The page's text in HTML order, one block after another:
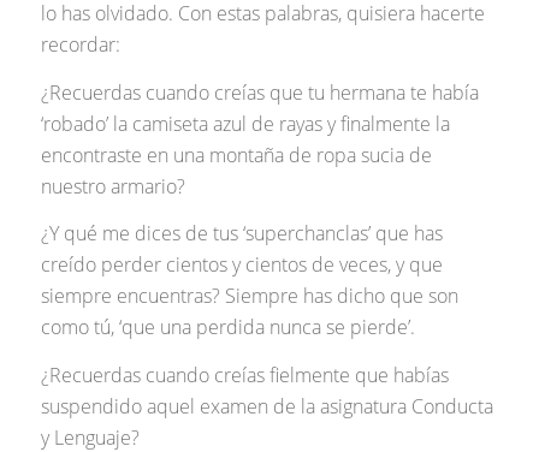
lo has olvidado. Con estas palabras, quisiera hacerte
recordar:
¿Recuerdas cuando creías que tu hermana te había
‘robado’ la camiseta azul de rayas y finalmente la
encontraste en una montaña de ropa sucia de
nuestro armario?
¿Y qué me dices de tus ‘superchanclas’ que has
creído perder cientos y cientos de veces, y que
siempre encuentras? Siempre has dicho que son
como tú, ‘que una perdida nunca se pierde’.
¿Recuerdas cuando creías fielmente que habías
suspendido aquel examen de la asignatura Conducta
y Lenguaje?